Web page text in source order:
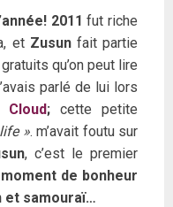
2011fut riche
et Zusun fait partie
qu’on peut lire
parlé de lui lors
; cette petite
». m’avait foutu sur
, c’est le premier
de bonheur
et samouraï…